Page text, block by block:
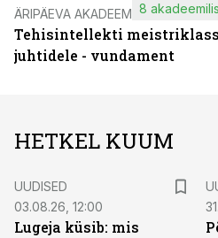
ÄRIPÄEVA AKADEEMIA
Tehisintellekti meistriklass
juhtidele - vundament
8
HETKEL KUUM
UUDISED
03.08.26, 12:00
Lugeja küsib: mis